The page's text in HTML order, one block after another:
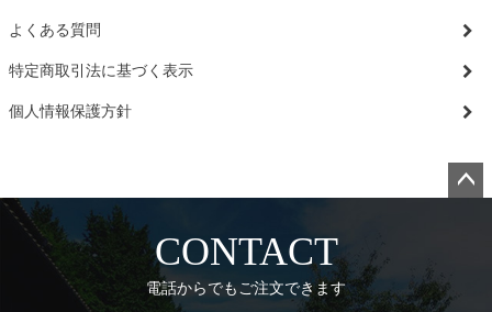
よくある質問
特定商取引法に基づく表示
個人情報保護方針
へ
CONTACT
電話からでもご注文できます